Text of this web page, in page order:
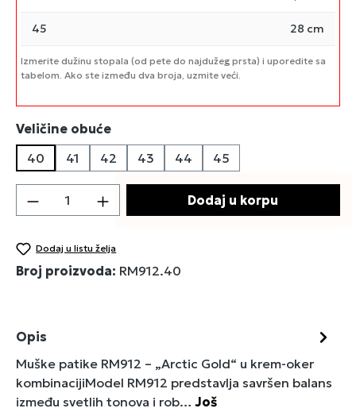
45 28 cm
Izmerite dužinu stopala (od pete do najdužeg prsta) i uporedite sa
tabelom. Ako ste između dva broja, uzmite veći.
Izaberi
Veličine obuće
40
41 42 43 44 45
Količina proizvoda: Unesite željenu
Dodaj u korpu
Dodaj u listu želja
Broj proizvoda: RM912.40
Opis
Muške patike RM912 – „Arctic Gold“ u krem-oker
kombinacijiModel RM912 predstavlja savršen balans
između svetlih tonova i rob…Još